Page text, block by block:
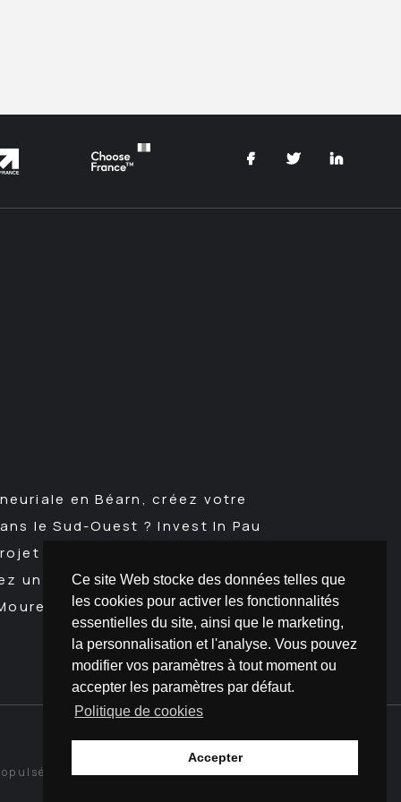
Ce site Web stocke des données telles que
les cookies pour activer les fonctionnalités
essentielles du site, ainsi que le marketing,
la personnalisation et l'analyse. Vous pouvez
modifier vos paramètres à tout moment ou
accepter les paramètres par défaut.
Politique de cookies
Accepter
en Béarn, créez votre
le Sud-Ouest ? Invest In Pau
d'installation avec la CCI Pau
un bureau, un local commercial,
Orthez, Oloron et dans tout
parAppolo